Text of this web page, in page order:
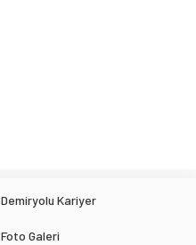
Demiryolu Kariyer
Foto Galeri